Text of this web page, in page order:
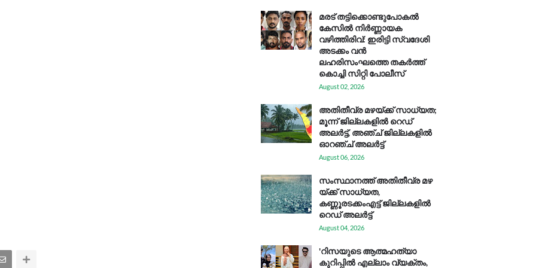
മരട് തട്ടിക്കൊണ്ടുപോകൽ
കേസിൽ നിർണ്ണായക
വഴിത്തിരിവ്: ഇരിട്ടി സ്വദേശി
അടക്കം വൻ
ലഹരിസംഘത്തെ തകർത്ത്
കൊച്ചി സിറ്റി പോലീസ്
August 02, 2026
അതിതീവ്ര മഴയ്ക്ക് സാധ്യത;
മൂന്ന് ജില്ലകളിൽ റെഡ്
അലർട്ട്, അഞ്ച് ജില്ലകളിൽ
ഓറഞ്ച് അലർട്ട്
August 06, 2026
സം​സ്ഥാ​ന​ത്ത് അ​തി​തീ​വ്ര മ​ഴ​
യ്ക്ക് സാ​ധ്യ​ത,
കണ്ണൂരടക്കംഎ​ട്ട് ജി​ല്ല​ക​ളി​ൽ
റെ​ഡ് അ​ലർ​ട്ട്
August 04, 2026
'റിസയുടെ ആത്മഹത്യാ
കുറിപ്പിൽ എല്ലാം വ്യക്തം,